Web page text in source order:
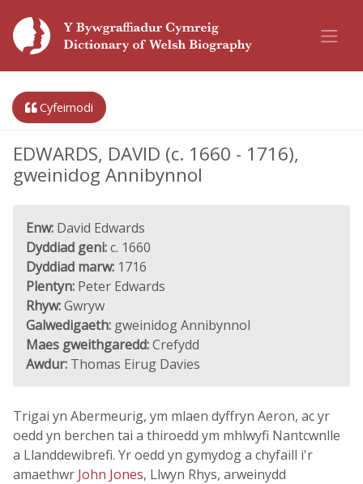
Cyfeirnodi
EDWARDS, DAVID (c. 1660 - 1716),
gweinidog Annibynnol
Enw: David Edwards
Dyddiad geni:c. 1660
Dyddiad marw: 1716
Plentyn: Peter Edwards
Rhyw:Gwryw
Galwedigaeth: gweinidog Annibynnol
Maes gweithgaredd:Crefydd
Awdur: Thomas Eirug Davies
Trigai yn Abermeurig, ym mlaen dyffryn Aeron, ac yr
oedd yn berchen tai a thiroedd ym mhlwyfi Nantcwnlle
a Llanddewibrefi. Yr oedd yn gymydog a chyfaill i'r
amaethwr John Jones, Llwyn Rhys, arweinydd